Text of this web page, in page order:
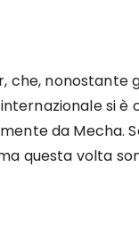
che, nonostante
si è
da Mecha.
questa volta